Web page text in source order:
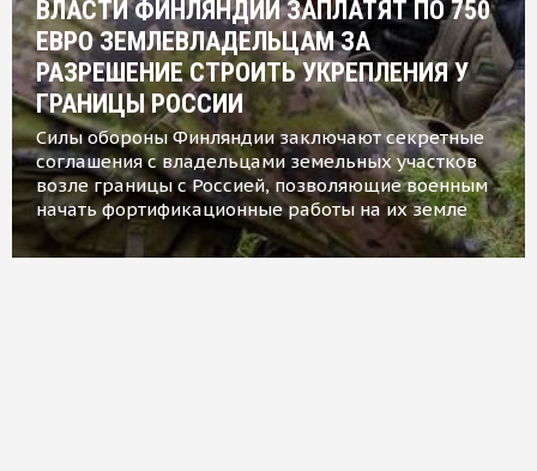
ВЛАСТИ ФИНЛЯНДИИ ЗАПЛАТЯТ ПО 750
ЕВРО ЗЕМЛЕВЛАДЕЛЬЦАМ ЗА
РАЗРЕШЕНИЕ СТРОИТЬ УКРЕПЛЕНИЯ У
ГРАНИЦЫ РОССИИ
Силы обороны Финляндии заключают секретные
соглашения с владельцами земельных участков
возле границы с Россией, позволяющие военным
начать фортификационные работы на их земле